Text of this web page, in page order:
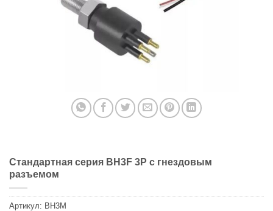
Стандартная серия BH3F 3P с гнездовым
разъемом
Артикул: BH3M